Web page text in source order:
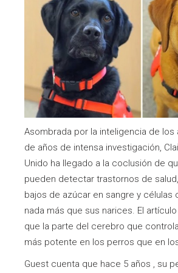
Asombrada por la inteligencia de los
de años de intensa investigación,
Unido ha llegado a la coclusión de
pueden detectar trastornos de
bajos de azúcar en sangre y células
nada más que sus narices. El
que la parte del cerebro que
más potente en los perros que en
Guest cuenta que hace 5 años , su